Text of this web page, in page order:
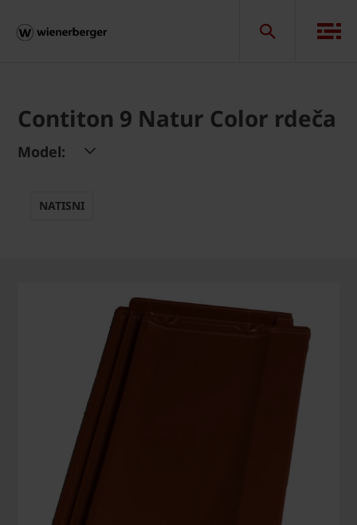
Contiton 9 Natur Color rdeča
Model:
NATISNI